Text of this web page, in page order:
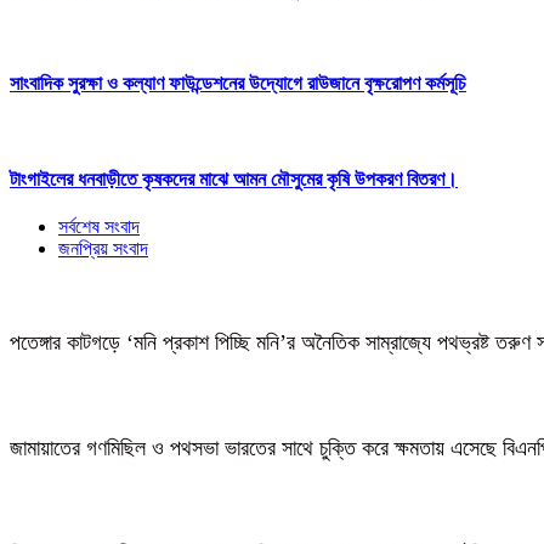
সাংবাদিক সুরক্ষা ও কল্যাণ ফাউন্ডেশনের উদ্যোগে রাউজানে বৃক্ষরোপণ কর্মসূচি
টাংগাইলের ধনবাড়ীতে কৃষকদের মাঝে আমন মৌসুমের কৃষি উপকরণ বিতরণ।
সর্বশেষ সংবাদ
জনপ্রিয় সংবাদ
পতেঙ্গার কাটগড়ে ‘মনি প্রকাশ পিচ্ছি মনি’র অনৈতিক সাম্রাজ্যে পথভ্রষ্ট তরুণ
জামায়াতের গণমিছিল ও পথসভা ভারতের সাথে চুক্তি করে ক্ষমতায় এসেছে